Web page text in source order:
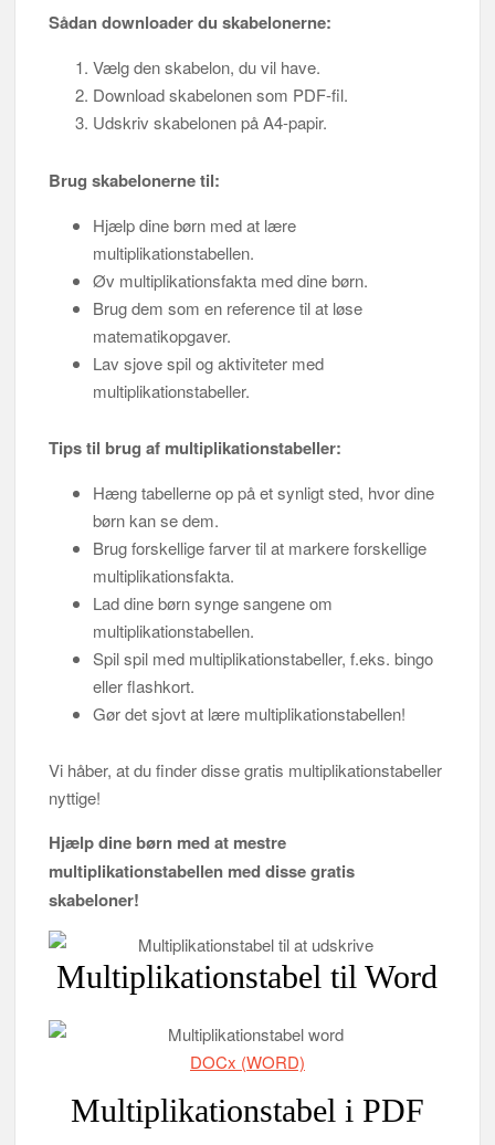
Sådan downloader du skabelonerne:
Vælg den skabelon, du vil have.
Download skabelonen som PDF-fil.
Udskriv skabelonen på A4-papir.
Brug skabelonerne til:
Hjælp dine børn med at lære
multiplikationstabellen.
Øv multiplikationsfakta med dine børn.
Brug dem som en reference til at løse
matematikopgaver.
Lav sjove spil og aktiviteter med
multiplikationstabeller.
Tips til brug af multiplikationstabeller:
Hæng tabellerne op på et synligt sted, hvor dine
børn kan se dem.
Brug forskellige farver til at markere forskellige
multiplikationsfakta.
Lad dine børn synge sangene om
multiplikationstabellen.
Spil spil med multiplikationstabeller, f.eks. bingo
eller flashkort.
Gør det sjovt at lære multiplikationstabellen!
Vi håber, at du finder disse gratis multiplikationstabeller
nyttige!
Hjælp dine børn med at mestre
multiplikationstabellen med disse gratis
skabeloner!
Multiplikationstabel til Word
DOCx (WORD)
Multiplikationstabel i PDF